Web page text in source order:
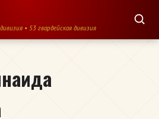
• 53 гвардейская дивизия